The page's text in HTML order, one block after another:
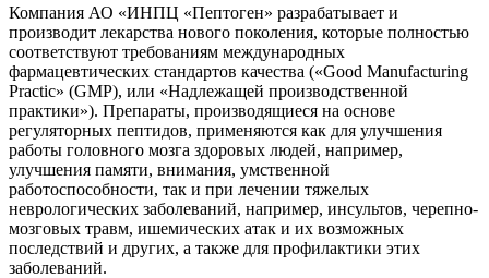
Компания АО «ИНПЦ «Пептоген» разрабатывает и
производит лекарства нового поколения, которые полностью
соответствуют требованиям международных
фармацевтических стандартов качества («Good Manufacturing
Practic» (GMP), или «Надлежащей производственной
практики»). Препараты, производящиеся на основе
регуляторных пептидов, применяются как для улучшения
работы головного мозга здоровых людей, например,
улучшения памяти, внимания, умственной
работоспособности, так и при лечении тяжелых
неврологических заболеваний, например, инсультов, черепно-
мозговых травм, ишемических атак и их возможных
последствий и других, а также для профилактики этих
заболеваний.